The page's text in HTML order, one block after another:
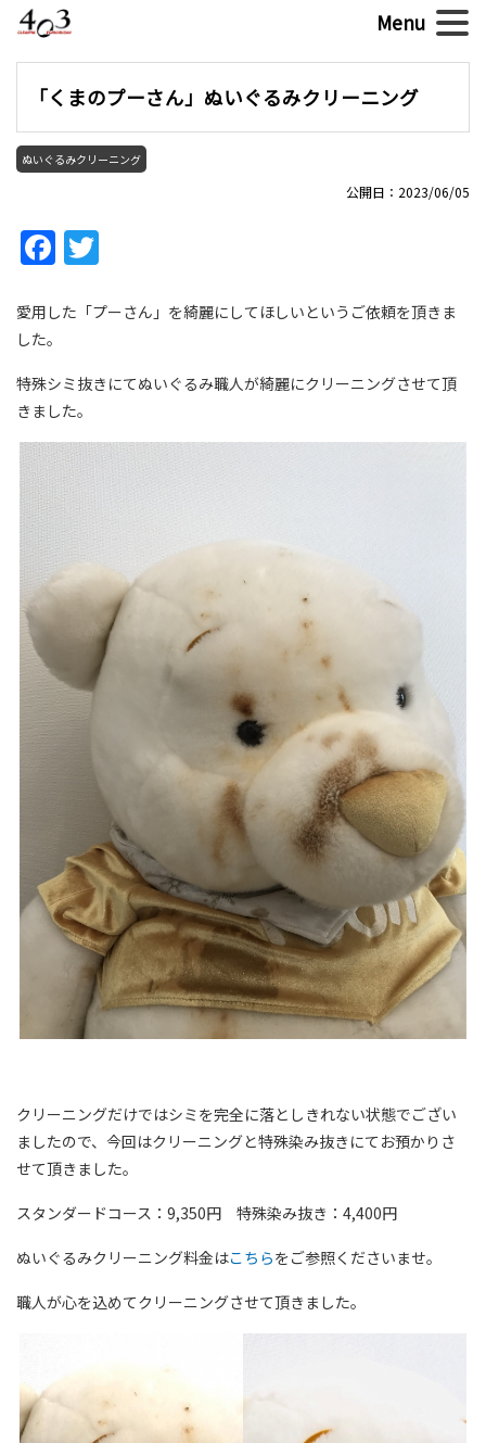
「くまのプーさん」ぬいぐるみクリーニング
ぬいぐるみクリーニング
公開日：2023/06/05
Facebook
愛用した「プーさん」を綺麗にしてほしいというご依頼を頂きま
した。
特殊シミ抜きにてぬいぐるみ職人が綺麗にクリーニングさせて頂
きました。
クリーニングだけではシミを完全に落としきれない状態でござい
ましたので、今回はクリーニングと特殊染み抜きにてお預かりさ
せて頂きました。
スタンダードコース：9,350円 特殊染み抜き：4,400円
ぬいぐるみクリーニング料金はこちらをご参照くださいませ。
職人が心を込めてクリーニングさせて頂きました。